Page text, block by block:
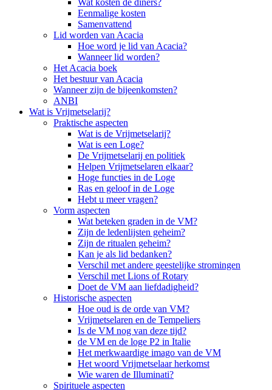
Eenmalige kosten
Samenvattend
Lid worden van Acacia
Hoe word je lid van Acacia?
Wanneer lid worden?
Het Acacia boek
Het bestuur van Acacia
Wanneer zijn de bijeenkomsten?
ANBI
Wat is Vrijmetselarij?
Praktische aspecten
Wat is de Vrijmetselarij?
Wat is een Loge?
De Vrijmetselarij en politiek
Helpen Vrijmetselaren elkaar?
Hoge functies in de Loge
Ras en geloof in de Loge
Hebt u meer vragen?
Vorm aspecten
Wat beteken graden in de VM?
Zijn de ledenlijsten geheim?
Zijn de ritualen geheim?
Kan je als lid bedanken?
Verschil met andere geestelijke stromingen
Verschil met Lions of Rotary
Doet de VM aan liefdadigheid?
Historische aspecten
Hoe oud is de orde van VM?
Vrijmetselaren en de Tempeliers
Is de VM nog van deze tijd?
de VM en de loge P2 in Italie
Het merkwaardige imago van de VM
Het woord Vrijmetselaar herkomst
Wie waren de Illuminati?
Spirituele aspecten